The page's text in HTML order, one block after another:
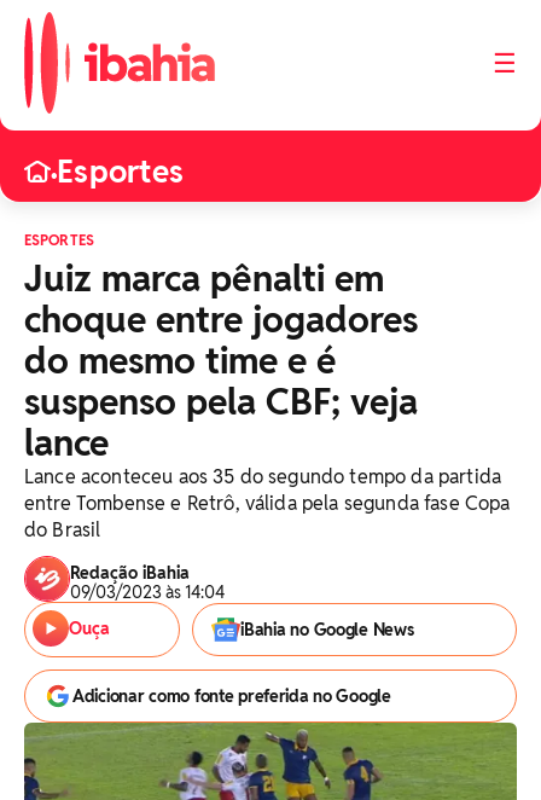
☰
•Esportes
ESPORTES
Juiz marca pênalti em
choque entre jogadores
do mesmo time e é
suspenso pela CBF; veja
lance
Lance aconteceu aos 35 do segundo tempo da partida
entre Tombense e Retrô, válida pela segunda fase Copa
do Brasil
Redação iBahia
09/03/2023 às 14:04
Ouça
iBahia no Google News
Adicionar como fonte preferida no Google